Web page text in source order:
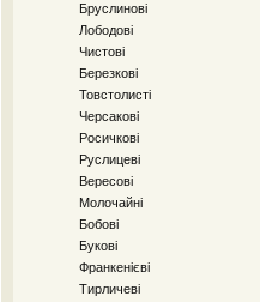
Бруслинові
Лободові
Чистові
Березкові
Товстолисті
Черсакові
Росичкові
Руслицеві
Вересові
Молочайні
Бобові
Букові
Франкенієві
Тирличеві